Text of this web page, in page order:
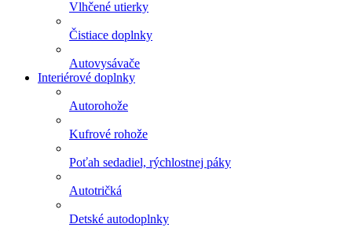
Vlhčené utierky
Čistiace doplnky
Autovysávače
Interiérové doplnky
Autorohože
Kufrové rohože
Poťah sedadiel, rýchlostnej páky
Autotričká
Detské autodoplnky